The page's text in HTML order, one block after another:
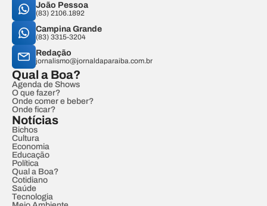
João Pessoa
(83) 2106.1892
Campina Grande
(83) 3315-3204
Redação
jornalismo@jornaldaparaiba.com.br
Qual a Boa?
Agenda de Shows
O que fazer?
Onde comer e beber?
Onde ficar?
Notícias
Bichos
Cultura
Economia
Educação
Política
Qual a Boa?
Cotidiano
Saúde
Tecnologia